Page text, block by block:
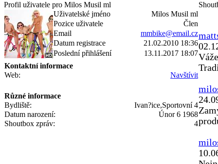
Profil uživatele pro Milos Musil ml
Uživatelské jméno
Milos Musil ml
Pozice uživatele
Člen
Email
mmbike@email.cz
Datum registrace
21.02.2010 18:36
Poslední přihlášení
13.11.2017 18:07
Kontaktní informace
Web:
Navštívit
Různé informace
Bydliště:
Ivan?ice,Sportovní 4
Datum narození:
Únor 6 1968
Shoutbox zpráv:
4